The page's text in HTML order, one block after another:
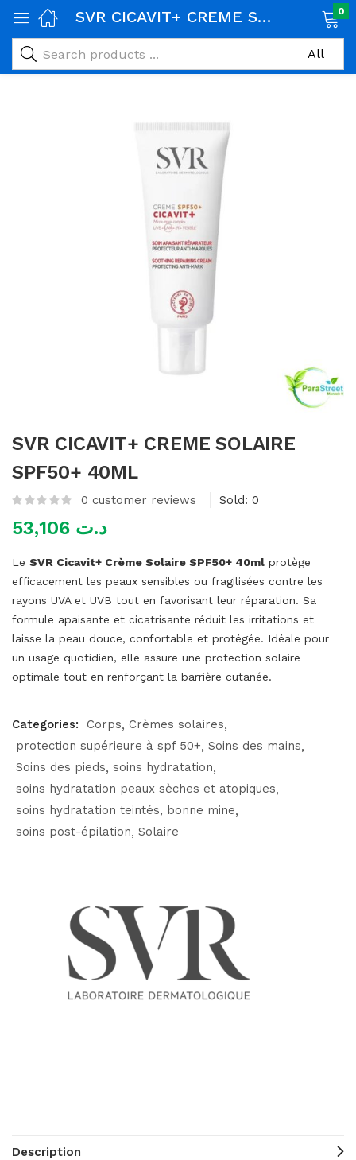
alimentaires)
SVR CICAVIT+ CREME SOLAIRE SPF50+ 40ML 0
SVR CICAVIT+ CREME SOLAIRE
SPF50+ 40ML
0 customer reviews Sold: 0
د.ت
Le SVR Cicavit+ Crème Solaire SPF50+ 40ml protège
efficacement les peaux sensibles ou fragilisées contre les
rayons UVA et UVB tout en favorisant leur réparation. Sa
formule apaisante et cicatrisante réduit les irritations et
laisse la peau douce, confortable et protégée. Idéale pour
un usage quotidien, elle assure une protection solaire
optimale tout en renforçant la barrière cutanée.
Categories: Corps Crèmes solaires
protection supérieure à spf 50+ Soins des mains
Soins des pieds soins hydratation
soins hydratation peaux sèches et atopiques
soins hydratation teintés, bonne mine
soins post-épilation Solaire
Description